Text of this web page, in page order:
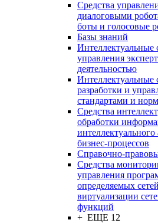
Средства
диалоговыми
боты и голосовые
Базы знаний
Интеллектуальные
управления
деятельностью
Интеллектуальные
разработки и
стандартами и
Средства
обработки
интеллектуального
бизнес-процессов
Справочно-
Средства
управления
определяемых
виртуализации
функций
+ ЕЩЕ 12